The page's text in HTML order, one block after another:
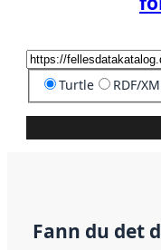
Turtle RDF/
Fann du det